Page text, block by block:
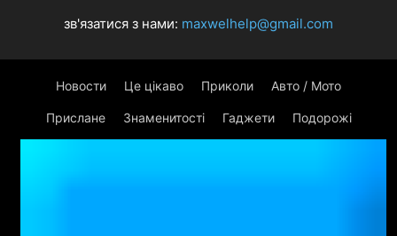
зв'язатися з нами: maxwelhelp@gmail.com
Новости Це цікаво Приколи Авто / Мото
Прислане Знаменитості Гаджети Подорожі